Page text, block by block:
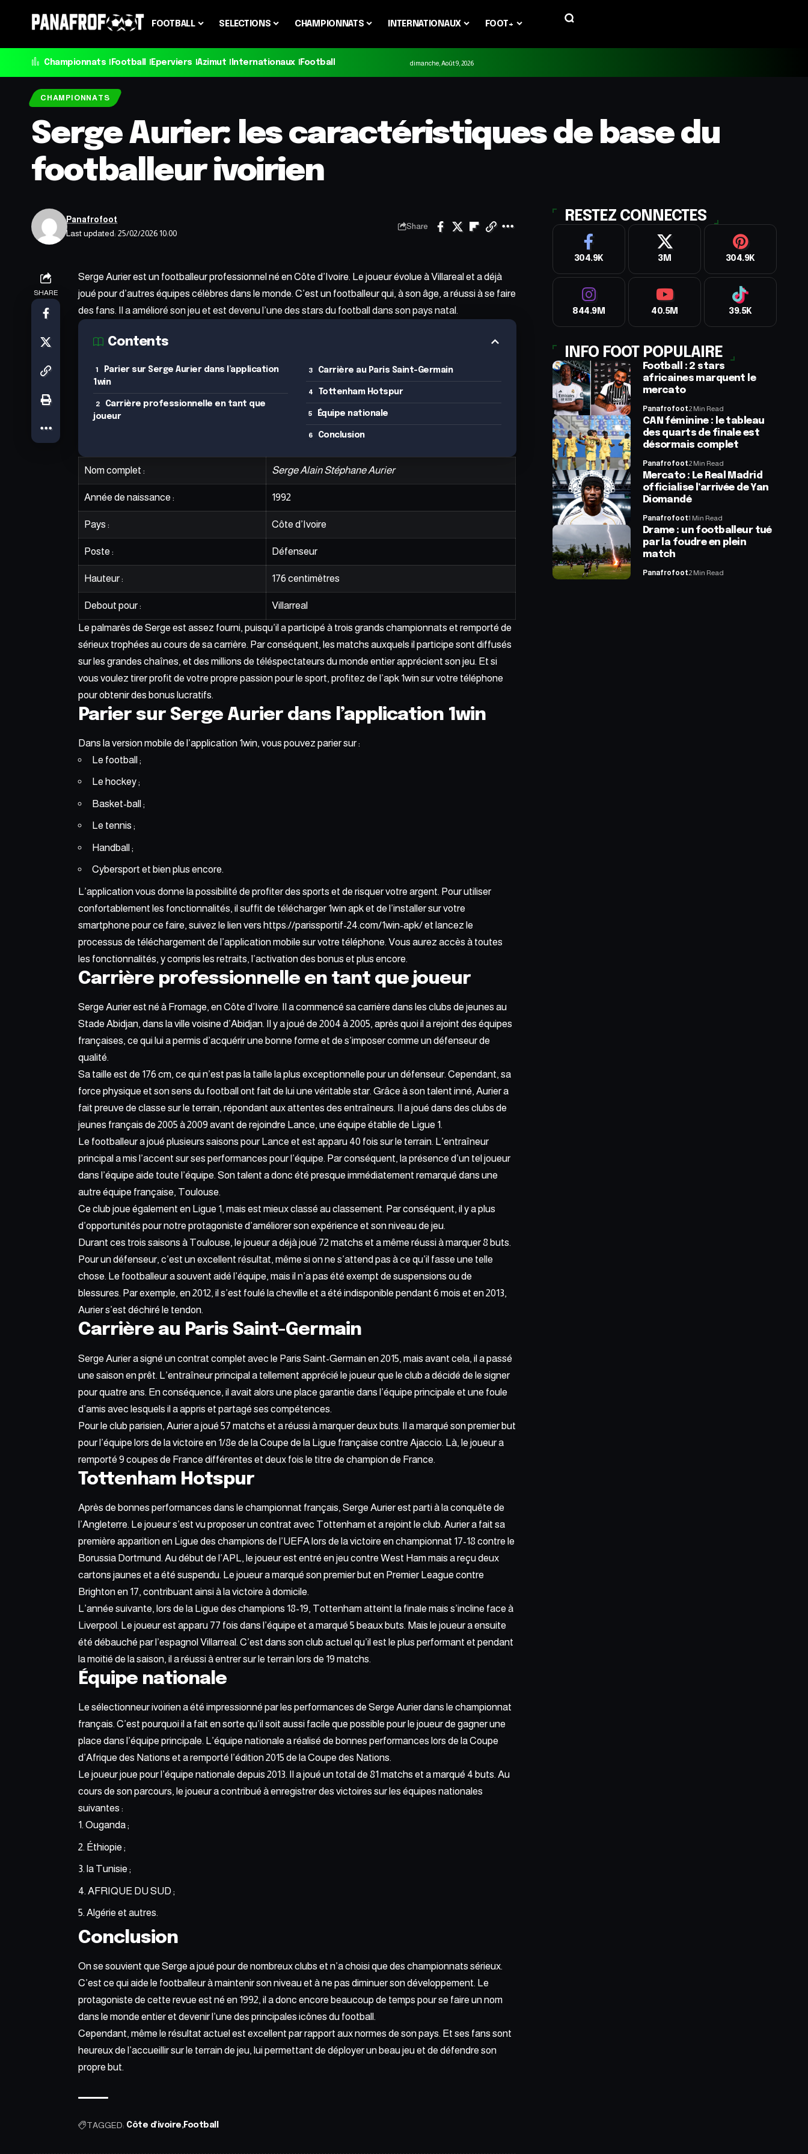
FOOTBALL SELECTIONS CHAMPIONNATS INTERNATIONAUX FOOT+
Championnats Football Eperviers Azimut Internationaux Football dimanche, Août 9, 2026
CHAMPIONNATS
Serge Aurier: les caractéristiques de base du
footballeur ivoirien
Last updated: 25/02/2026 10:00
Panafrofoot
Share
SHARE
Serge Aurier est un footballeur professionnel né enCôte d’Ivoire. Le joueur évolue à Villareal et a déjà
joué pour d’autres équipes célèbres dans le monde. C’est un footballeur qui, à son âge, a réussi à se faire
des fans. Il a amélioré son jeu et est devenu l’une des stars du football dans son pays natal.
Contents
Parier sur Serge Aurier dans l’application
1win
Carrière professionnelle en tant que
joueur
Carrière au Paris Saint-Germain
Tottenham Hotspur
Équipe nationale
Conclusion
Nom complet : Serge Alain Stéphane Aurier
Année de naissance : 1992
Pays : Côte d’Ivoire
Poste : Défenseur
Hauteur : 176 centimètres
Debout pour :
Villarreal
Le palmarès de Serge est assez fourni, puisqu’il a participé à trois grands championnats et remporté de
sérieux trophées au cours de sa carrière. Par conséquent, les matchs auxquels il participe sont diffusés
sur les grandes chaînes, et des millions de téléspectateurs du monde entier apprécient son jeu. Et si
vous voulez tirer profit de votre propre passion pour le sport, profitez de l’apk 1win sur votre téléphone
pour obtenir des bonus lucratifs.
Parier sur Serge Aurier dans l’application 1win
Dans la version mobile de l’application 1win, vous pouvez parier sur :
Le football ;
Le hockey ;
Basket-ball ;
Le tennis ;
Handball ;
Cybersport et bien plus encore.
L’application vous donne la possibilité de profiter des sports et de risquer votre argent. Pour utiliser
confortablement les fonctionnalités, il suffit de télécharger 1win apk et de l’installer sur votre
smartphone pour ce faire, suivez le lien vers https://parissportif-24.com/1win-apk/ et lancez le
processus de téléchargement de l’application mobile sur votre téléphone. Vous aurez accès à toutes
les fonctionnalités, y compris les retraits, l’activation des bonus et plus encore.
Carrière professionnelle en tant que joueur
Serge Aurier est né à Fromage, en Côte d’Ivoire. Il a commencé sa carrière dans les clubs de jeunes au
Stade Abidjan, dans la ville voisine d’Abidjan. Il y a joué de 2004 à 2005, après quoi il a rejoint des équipes
françaises, ce qui lui a permis d’acquérir une bonne forme et de s’imposer comme un défenseur de
qualité.
Sa taille est de 176 cm, ce qui n’est pas la taille la plus exceptionnelle pour un défenseur. Cependant, sa
force physique et son sens du football ont fait de lui une véritable star. Grâce à son talent inné, Aurier a
fait preuve de classe sur le terrain, répondant aux attentes des entraîneurs. Il a joué dans des clubs de
jeunes français de 2005 à 2009 avant de rejoindre Lance, une équipe établie de Ligue 1.
Le footballeur a joué plusieurs saisons pour Lance et est apparu 40 fois sur le terrain. L’entraîneur
principal a mis l’accent sur ses performances pour l’équipe. Par conséquent, la présence d’un tel joueur
dans l’équipe aide toute l’équipe. Son talent a donc été presque immédiatement remarqué dans une
autre équipe française, Toulouse.
Ce club joue également en Ligue 1, mais est mieux classé au classement. Par conséquent, il y a plus
d’opportunités pour notre protagoniste d’améliorer son expérience et son niveau de jeu.
Durant ces trois saisons à Toulouse, le joueur a déjà joué 72 matchs et a même réussi à marquer 8 buts.
Pour un défenseur, c’est un excellent résultat, même si on ne s’attend pas à ce qu’il fasse une telle
chose. Le footballeur a souvent aidé l’équipe, mais il n’a pas été exempt de suspensions ou de
blessures. Par exemple, en 2012, il s’est foulé la cheville et a été indisponible pendant 6 mois et en 2013,
Aurier s’est déchiré le tendon.
Carrière au Paris Saint-Germain
Serge Aurier a signé un contrat complet avec le Paris Saint-Germain en 2015, mais avant cela, il a passé
une saison en prêt. L’entraîneur principal a tellement apprécié le joueur que le club a décidé de le signer
pour quatre ans. En conséquence, il avait alors une place garantie dans l’équipe principale et une foule
d’amis avec lesquels il a appris et partagé ses compétences.
Pour le club parisien, Aurier a joué 57 matchs et a réussi à marquer deux buts. Il a marqué son premier but
pour l’équipe lors de la victoire en 1/8e de la Coupe de la Ligue française contre Ajaccio. Là, le joueur a
remporté 9 coupes de France différentes et deux fois le titre de champion de France.
Tottenham Hotspur
Après de bonnes performances dans le championnat français, Serge Aurier est parti à la conquête de
l’Angleterre. Le joueur s’est vu proposer un contrat avec Tottenhamet a rejoint le club. Aurier a fait sa
première apparition en Ligue des champions de l’UEFA lors de la victoire en championnat 17-18 contre le
Borussia Dortmund. Au début de l’APL, le joueur est entré en jeu contre West Ham mais a reçu deux
cartons jaunes et a été suspendu. Le joueur a marqué son premier but en Premier League contre
Brighton en 17, contribuant ainsi à la victoire à domicile.
L’année suivante, lors de la Ligue des champions 18-19, Tottenham atteint la finale mais s’incline face à
Liverpool. Le joueur est apparu 77 fois dans l’équipe et a marqué 5 beaux buts. Mais le joueur a ensuite
été débauché par l’espagnol Villarreal. C’est dans son club actuel qu’il est le plus performant et pendant
la moitié de la saison, il a réussi à entrer sur le terrain lors de 19 matchs.
Équipe nationale
Le sélectionneur ivoirien a été impressionné par les performances de Serge Aurier dans le championnat
français. C’est pourquoi il a fait en sorte qu’il soit aussi facile que possible pour le joueur de gagner une
place dans l’équipe principale. L’équipe nationale a réalisé de bonnes performances lors de la Coupe
d’Afrique des Nations et a remporté l’édition 2015 de la Coupe des Nations.
Le joueur joue pour l’équipe nationale depuis 2013. Il a joué un total de 81 matchs et a marqué 4 buts. Au
cours de son parcours, le joueur a contribué à enregistrer des victoires sur les équipes nationales
suivantes :
Ouganda ;
Éthiopie ;
la Tunisie ;
AFRIQUE DU SUD ;
Algérie et autres.
Conclusion
On se souvient que Serge a joué pour de nombreux clubs et n’a choisi que des championnats sérieux.
C’est ce qui aide le footballeur à maintenir son niveau et à ne pas diminuer son développement. Le
protagoniste de cette revue est né en 1992, il a donc encore beaucoup de temps pour se faire un nom
dans le monde entier et devenir l’une des principales icônes du football.
Cependant, même le résultat actuel est excellent par rapport aux normes de son pays. Et ses fans sont
heureux de l’accueillir sur le terrain de jeu, lui permettant de déployer un beau jeu et de défendre son
propre but.
TAGGED: Côte d'ivoire Football
RESTEZ CONNECTES
304.9K 3M 304.9K
844.9M 40.5M 39.5K
INFO FOOT POPULAIRE
Football : 2 stars
africaines marquent le
mercato
Panafrofoot2 Min Read
CAN féminine : le tableau
des quarts de finale est
désormais complet
Panafrofoot2 Min Read
Mercato : Le Real Madrid
officialise l’arrivée de Yan
Diomandé
Panafrofoot1 Min Read
Drame : un footballeur tué
par la foudre en plein
match
Panafrofoot2 Min Read